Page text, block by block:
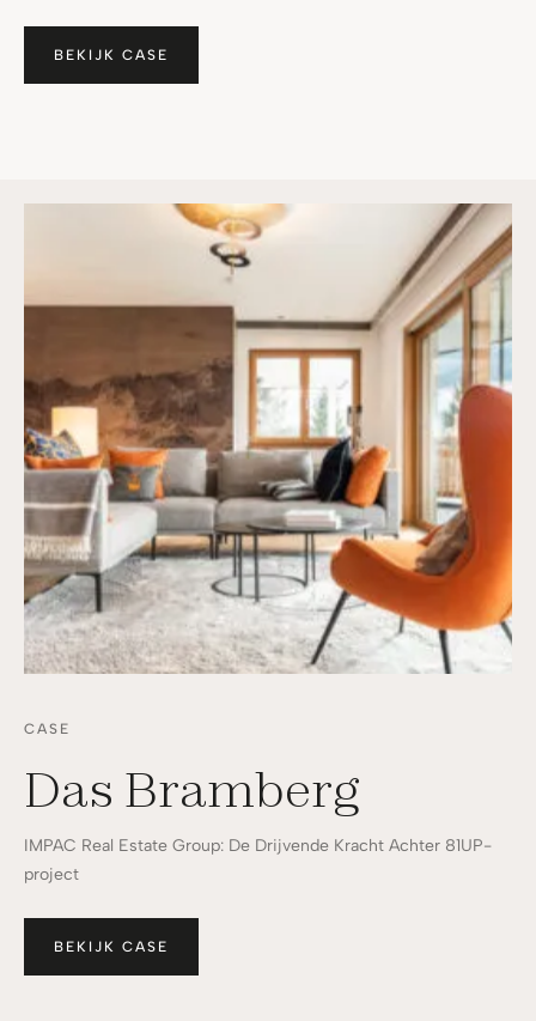
BEKIJK CASE
CASE
Das Bramberg
IMPAC Real Estate Group: De Drijvende Kracht Achter 81UP-
project
BEKIJK CASE